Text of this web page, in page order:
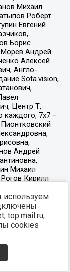
используем
top.mail.ru,
cookies